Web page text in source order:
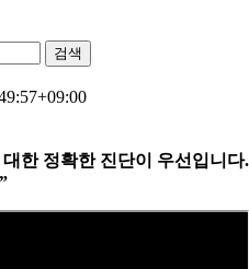
검색
한 정확한 진단이 우선입니다.
”